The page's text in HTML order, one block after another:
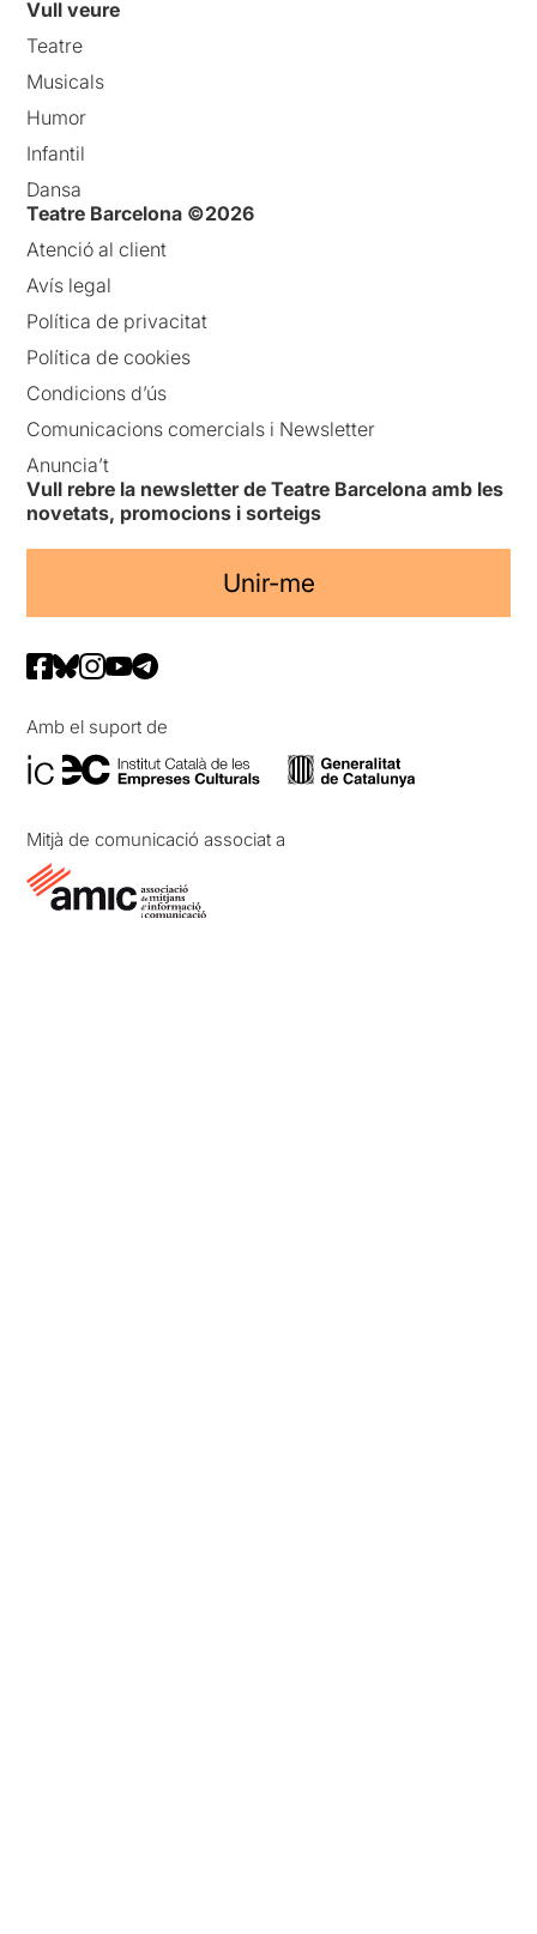
Vull veure
Teatre
Musicals
Humor
Infantil
Dansa
Teatre Barcelona ©2026
Atenció al client
Avís legal
Política de privacitat
Política de cookies
Condicions d’ús
Comunicacions comercials i Newsletter
Anuncia’t
Vull rebre la newsletter de Teatre Barcelona amb les
novetats, promocions i sorteigs
Unir-me
Amb el suport de
Mitjà de comunicació associat a